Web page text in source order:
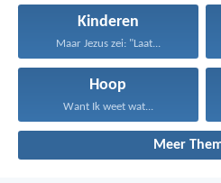
Kinderen
Maar Jezus zei: "Laat...
Hoop
Want Ik weet wat...
Meer